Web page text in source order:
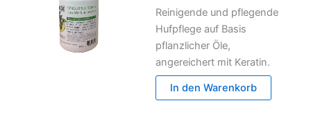
Reinigende und pflegende
Hufpflege auf Basis
pflanzlicher Öle,
angereichert mit Keratin.
In den Warenkorb